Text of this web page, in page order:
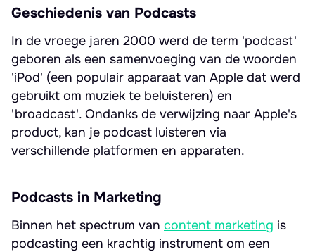
Geschiedenis van Podcasts
In de vroege jaren 2000 werd de term 'podcast'
geboren als een samenvoeging van de woorden
'iPod' (een populair apparaat van Apple dat werd
gebruikt om muziek te beluisteren) en
'broadcast'. Ondanks de verwijzing naar Apple's
product, kan je podcast luisteren via
verschillende platformen en apparaten.
Podcasts in Marketing
Binnen het spectrum van content marketing is
podcasting een krachtig instrument om een